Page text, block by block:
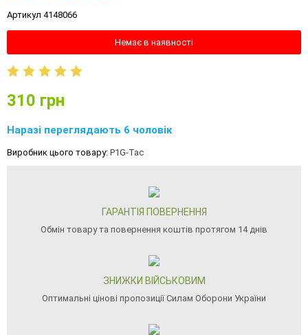
Артикул 4148066
Немає в наявності
310 грн
Наразі переглядають 6 чоловік
Виробник цього товару: P1G-Tac
ГАРАНТІЯ ПОВЕРНЕННЯ
Обмін товару та повернення коштів протягом 14 днів
ЗНИЖКИ ВІЙСЬКОВИМ
Оптимальні цінові пропозиції Силам Оборони України